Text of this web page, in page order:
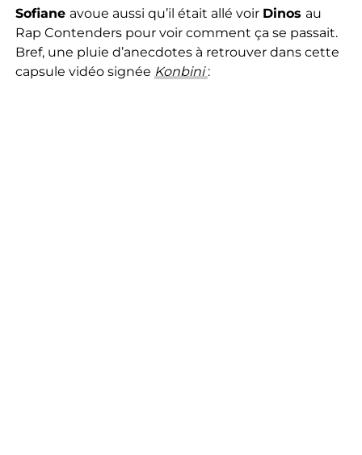
Sofiane avoue aussi qu’il était allé voir Dinos au
Rap Contenders pour voir comment ça se passait.
Bref, une pluie d’anecdotes à retrouver dans cette
capsule vidéo signée Konbini :